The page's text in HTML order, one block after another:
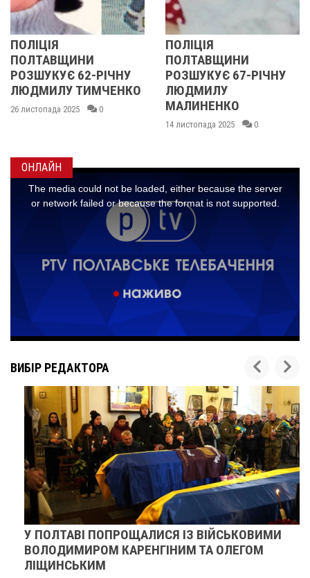
РІЧНУ
0
ПОЛТАВЩИНИ
РОЗШУКУЄ 67-РІЧНУ
ЛЮДМИЛУ
МАЛИНЕНКО
0
ОБЛАСТІ
ОНЛАЙН
ВИБІР РЕДАКТОРА
У ПОЛТАВІ ПОПРОЩАЛИСЯ ІЗ ВІЙСЬКОВИМИ
ВОЛОДИМИРОМ КАРЕНГІНИМ ТА ОЛЕГОМ
ЛІЩИНСЬКИМ